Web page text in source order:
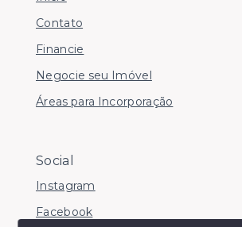
Contato
Financie
Negocie seu Imóvel
Áreas para Incorporação
Social
Instagram
Facebook